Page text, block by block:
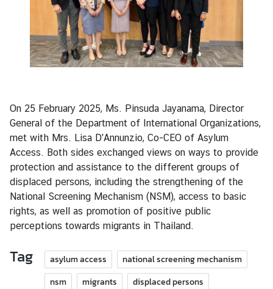
บ
ส
ห
ะ
ช
า
ช
า
ติ
สั
น
ภ
On 25 February 2025, Ms. Pinsuda Jayanama, Director
General of the Department of International Organizations,
met with Mrs. Lisa D'Annunzio, Co-CEO of Asylum
Access. Both sides exchanged views on ways to provide
protection and assistance to the different groups of
displaced persons, including the strengthening of the
National Screening Mechanism (NSM), access to basic
rights, as well as promotion of positive public
perceptions towards migrants in Thailand.
Tag asylum access
national screening mechanism
nsm
migrants displaced persons